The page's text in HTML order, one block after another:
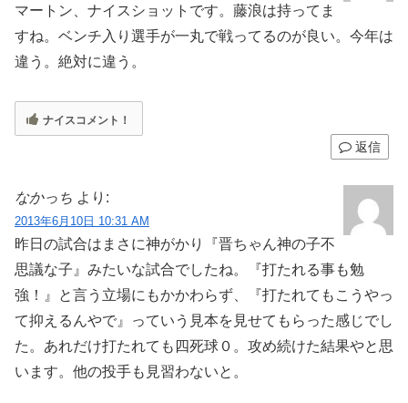
マートン、ナイスショットです。藤浪は持ってま
すね。ベンチ入り選手が一丸で戦ってるのが良い。今年は
違う。絶対に違う。
ナイスコメント！
返信
なかっち より:
2013年6月10日 10:31 AM
昨日の試合はまさに神がかり『晋ちゃん神の子不
思議な子』みたいな試合でしたね。『打たれる事も勉
強！』と言う立場にもかかわらず、『打たれてもこうやっ
て抑えるんやで』っていう見本を見せてもらった感じでし
た。あれだけ打たれても四死球０。攻め続けた結果やと思
います。他の投手も見習わないと。